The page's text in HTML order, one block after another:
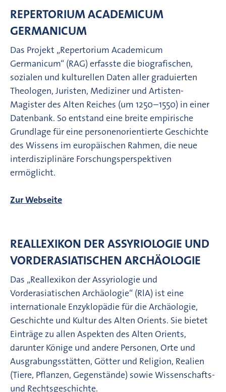
REPERTORIUM ACADEMICUM
GERMANICUM
Das Projekt „Repertorium Academicum
Germanicum“ (RAG) erfasste die biografischen,
sozialen und kulturellen Daten aller graduierten
Theologen, Juristen, Mediziner und Artisten-
Magister des Alten Reiches (um 1250–1550) in einer
Datenbank. So entstand eine breite empirische
Grundlage für eine personenorientierte Geschichte
des Wissens im europäischen Rahmen, die neue
interdisziplinäre Forschungsperspektiven
ermöglicht.
Zur Webseite
REALLEXIKON DER ASSYRIOLOGIE UND
VORDERASIATISCHEN ARCHÄOLOGIE
Das „Reallexikon der Assyriologie und
Vorderasiatischen Archäologie“ (RlA) ist eine
internationale Enzyklopädie für die Archäologie,
Geschichte und Kultur des Alten Orients. Sie bietet
Einträge zu allen Aspekten des Alten Orients,
darunter Könige und andere Personen, Orte und
Ausgrabungsstätten, Götter und Religion, Realien
(Tiere, Pflanzen, Gegenstände) sowie Wissenschafts-
und Rechtsgeschichte.